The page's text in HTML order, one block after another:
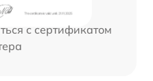
с сертификатом